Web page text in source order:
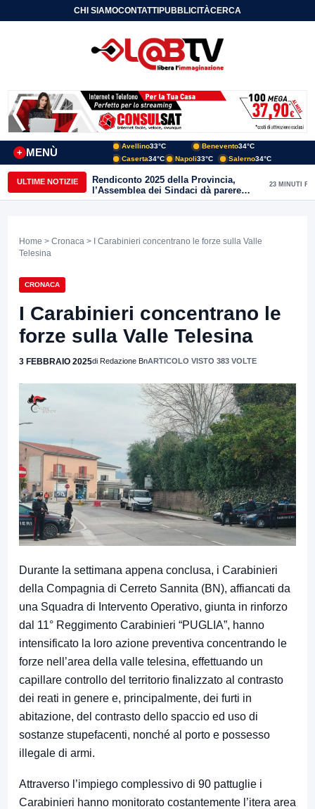
CHI SIAMOCONTATTIPUBBLICITÀCERCA
MENÙ
+
Avellino33°C Benevento34°C
Caserta34°C Napoli33°C Salerno34°C
ULTIME NOTIZIE
Rendiconto 2025 della Provincia,
l’Assemblea dei Sindaci dà parere
favorevole all’unanimità
23 MINUTI FA
Home > Cronaca > I Carabinieri concentrano le forze sulla Valle
Telesina
CRONACA
I Carabinieri concentrano le
forze sulla Valle Telesina
3 FEBBRAIO 2025di Redazione BnARTICOLO VISTO 383 VOLTE
Durante la settimana appena conclusa, i Carabinieri
della Compagnia di Cerreto Sannita (BN), affiancati da
una Squadra di Intervento Operativo, giunta in rinforzo
dal 11° Reggimento Carabinieri “PUGLIA”, hanno
intensificato la loro azione preventiva concentrando le
forze nell’area della valle telesina, effettuando un
capillare controllo del territorio finalizzato al contrasto
dei reati in genere e, principalmente, dei furti in
abitazione, del contrasto dello spaccio ed uso di
sostanze stupefacenti, nonché al porto e possesso
illegale di armi.
Attraverso l’impiego complessivo di 90 pattuglie i
Carabinieri hanno monitorato costantemente l’itera area